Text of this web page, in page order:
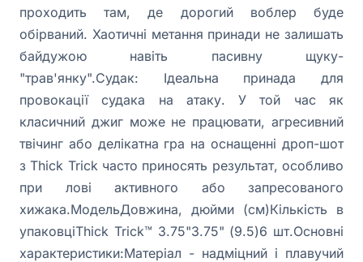
проходить там, де дорогий воблер буде
обірваний. Хаотичні метання принади не залишать
байдужою навіть пасивну щуку-
"трав'янку".Судак: Ідеальна принада для
провокації судака на атаку. У той час як
класичний джиг може не працювати, агресивний
твічинг або делікатна гра на оснащенні дроп-шот
з Thick Trick часто приносять результат, особливо
при лові активного або запресованого
хижака.МодельДовжина, дюйми (см)Кількість в
упаковціThick Trick™ 3.75"3.75" (9.5)6 шт.Основні
характеристики:Матеріал - надміцний і плавучий